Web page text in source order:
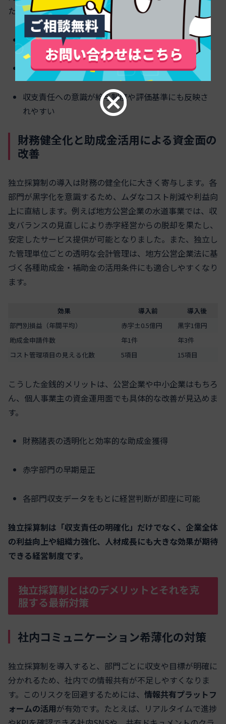
たという報告もあります。
経営感覚を持った次世代リーダーが育つ
従業員の自発的な業務改善提案が増加
収支責任への意識が給与制度や評価基準にも反映さ
れやすい
財務健全化と助成金活用による資金面の
改善
独立採算制の導入は財務の健全化に大きく寄与します。各
部門が黒字化を意識するため、ムダなコスト削減や利益向
上に直結します。例えば地方公営企業の水道事業では、収
支バランスの見直しにより赤字経営からの脱却を果たし、
安定したサービス提供が可能となりました。また、独立し
た管理単位ごとの透明な会計管理は、地方公営企業法に基
づく各種助成金・補助金の活用条件にも適合しやすくなり
ます。
効果 導入前
導入後
部門別損益（年間平均）
赤字±0.5億円
黒字1億円
助成金申請件数
年1件
年3件
コスト管理項目の見える化数
5項目 15項目
こうした金銭的メリットは、公営企業や中小企業はもちろ
ん、個人事業主の資金運用面でも具体的な改善が見込めま
す。
財務諸表の透明化と効率的な助成金獲得
赤字部門の早期是正
各部門収支データをもとに経営判断が即座に可能
独立採算制は「収支責任の明確化」だけでなく、企業全体
の利益向上や組織力強化、人材成長にも大きな効果が期待
できる経営制度です。
独立採算制とはのデメリットとそれを克
服する最新対策
社内コミュニケーション希薄化の対策
独立採算制を導入すると、部門ごとに収支や目標が明確に
分かれるため、社内での情報共有が不足しやすくなりま
す。このリスクを回避するためには、 情報共有プラットフ
ォームの活用が有効です。たとえば、リアルタイムで進捗